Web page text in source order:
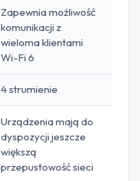
Zapewnia możliwość
komunikacji z
wieloma klientami
Wi-Fi 6
4 strumienie
Urządzenia mają do
dyspozycji jeszcze
większą
przepustowość sieci